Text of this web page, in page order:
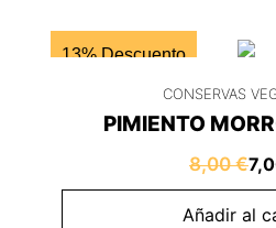
13% Descuento
CONSERVAS
PIMIENTO
8,00€
Añadir al